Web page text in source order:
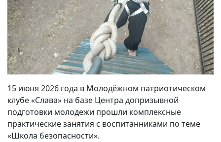
15 июня 2026 года в Молодёжном патриотическом
клубе «Слава» на базе Центра допризывной
подготовки молодежи прошли комплексные
практические занятия с воспитанниками по теме
«Школа безопасности».